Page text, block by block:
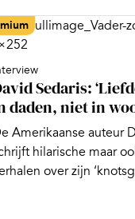
Sedaris:
­daden, niet in
Amerikaanse auteur
hilarische maar
over zijn